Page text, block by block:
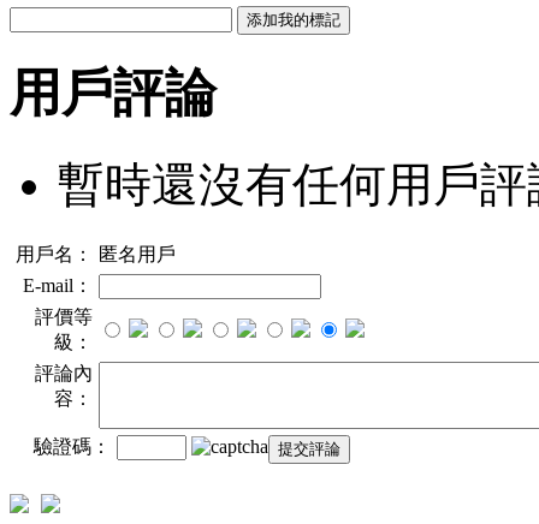
用戶評論
暫時還沒有任何用戶評
用戶名：
匿名用戶
E-mail：
評價等
級：
評論內
容：
驗證碼：